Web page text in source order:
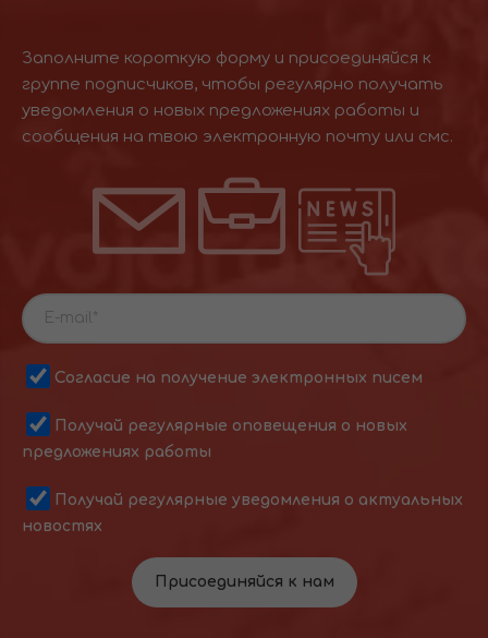
Заполните короткую форму и присоединяйся к
группе подписчиков, чтобы регулярно получать
уведомления о новых предложениях работы и
сообщения на твою электронную почту или смс.
Согласие на получение электронных писем
Получай регулярные оповещения о новых
предложениях работы
Получай регулярные уведомления о актуальных
новостях
Присоединяйся к нам